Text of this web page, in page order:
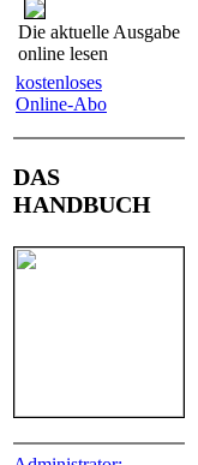
Die aktuelle Ausgabe
online lesen
kostenloses
Online-Abo
DAS
HANDBUCH